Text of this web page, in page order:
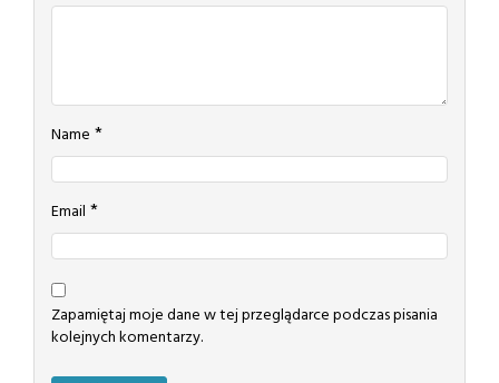
Name *
Email *
Zapamiętaj moje dane w tej przeglądarce podczas pisania
kolejnych komentarzy.